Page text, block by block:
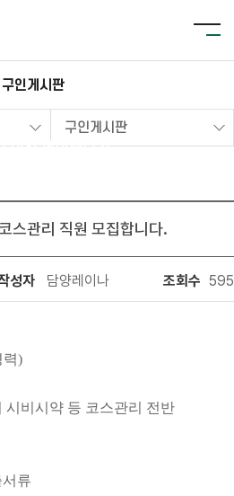
구인게시판
이전 데이터보기
구인게시판
스관리 직원 모집합니다.
성자 담양레이나 조회수 595
력)
시비시약 등 코스관리 전반
류